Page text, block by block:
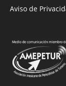
Aviso de